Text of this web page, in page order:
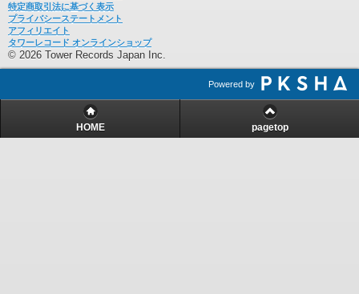
特定商取引法に基づく表示
プライバシーステートメント
アフィリエイト
タワーレコード オンラインショップ
© 2026 Tower Records Japan Inc.
Powered by
HOME pagetop